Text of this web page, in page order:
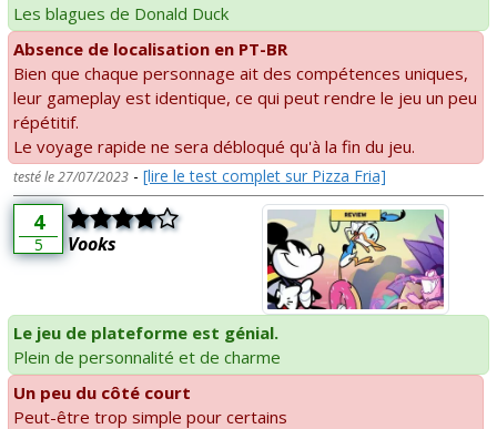
Les blagues de Donald Duck
Absence de localisation en PT-BR
Bien que chaque personnage ait des compétences uniques,
leur gameplay est identique, ce qui peut rendre le jeu un peu
répétitif.
Le voyage rapide ne sera débloqué qu'à la fin du jeu.
testé le 27/07/2023 - [lire le test complet sur Pizza Fria]
4
5 Vooks
Le jeu de plateforme est génial.
Plein de personnalité et de charme
Un peu du côté court
Peut-être trop simple pour certains